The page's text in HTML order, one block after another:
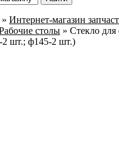
» Интернет-магазин
столы » Стекло для
шт.; ф145-2 шт.)